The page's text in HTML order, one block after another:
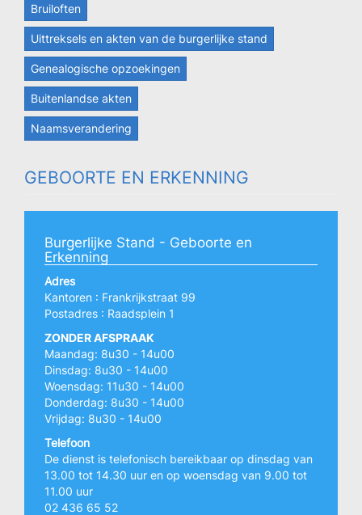
Bruiloften
Uittreksels en akten van de burgerlijke stand
Genealogische opzoekingen
Buitenlandse akten
Naamsverandering
GEBOORTE EN ERKENNING
Burgerlijke Stand - Geboorte en
Erkenning
Adres
Kantoren : Frankrijkstraat 99
Postadres : Raadsplein 1
ZONDER AFSPRAAK
Maandag: 8u30 - 14u00
Dinsdag: 8u30 - 14u00
Woensdag: 11u30 - 14u00
Donderdag: 8u30 - 14u00
Vrijdag: 8u30 - 14u00
Telefoon
De dienst is telefonisch bereikbaar op dinsdag van
13.00 tot 14.30 uur en op woensdag van 9.00 tot
11.00 uur
02 436 65 52